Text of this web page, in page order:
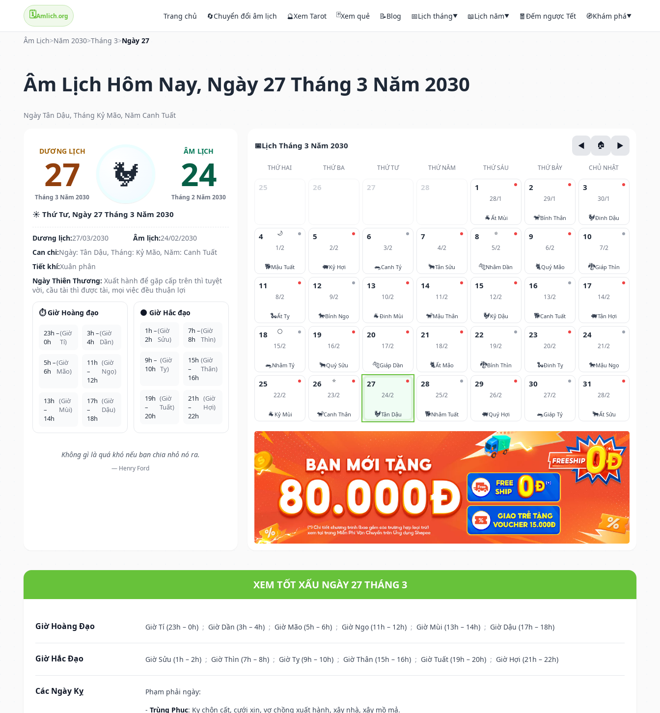
🗓️Amlich.org Trang chủ 🔄Chuyển đổi âm lịch 🔮Xem Tarot 🃏Xem quẻ 📝Blog 📅Lịch tháng▼ 📖Lịch năm▼ 🧧Đếm ngược Tết 🧭Khám phá▼
Âm Lịch>Năm 2030>Tháng 3>Ngày 27
Âm Lịch Hôm Nay, Ngày 27 Tháng 3 Năm 2030
Ngày Tân Dậu, Tháng Kỷ Mão, Năm Canh Tuất
DƯƠNG LỊCH
27
Tháng 3 Năm 2030
🐓
ÂM LỊCH
24
Tháng 2 Năm 2030
☀️ Thứ Tư, Ngày 27 Tháng 3 Năm 2030
Dương lịch:27/03/2030 Âm lịch:24/02/2030
Can chi:Ngày: Tân Dậu, Tháng: Kỷ Mão, Năm: Canh Tuất
Tiết khí:Xuân phân
Ngày Thiên Thương: Xuất hành để gặp cấp trên thì tuyệt
vời, cầu tài thì được tài, mọi việc đều thuận lợi
⏱️ Giờ Hoàng đạo
23h –
0h
(Giờ
Tí)
3h –
4h
(Giờ
Dần)
5h –
6h
(Giờ
Mão)
11h
–
12h
(Giờ
Ngọ)
13h
–
14h
(Giờ
Mùi)
17h
–
18h
(Giờ
Dậu)
🌑 Giờ Hắc đạo
1h –
2h
(Giờ
Sửu)
7h –
8h
(Giờ
Thìn)
9h –
10h
(Giờ
Tỵ)
15h
–
16h
(Giờ
Thân)
19h
–
20h
(Giờ
Tuất)
21h
–
22h
(Giờ
Hợi)
Không gì là quá khó nếu bạn chia nhỏ nó ra.
— Henry Ford
Lịch Tháng 3 Năm 2030
THỨ HAI THỨ BA THỨ TƯ THỨ NĂM THỨ SÁU THỨ BẢY CHỦ NHẬT
25 26 27 28 1
28/1
🐐Ất Mùi
2
29/1
🐒Bính Thân
3
30/1
🐓Đinh Dậu
🌙
4
1/2
🐕Mậu Tuất
5
2/2
🐖Kỷ Hợi
6
3/2
🐀Canh Tý
7
4/2
🐂Tân Sửu
⭐
8
5/2
🐅Nhâm Dần
9
6/2
🐈Quý Mão
10
7/2
🐉Giáp Thìn
11
8/2
🐍Ất Tỵ
12
9/2
🐎Bính Ngọ
13
10/2
🐐Đinh Mùi
14
11/2
🐒Mậu Thân
15
12/2
🐓Kỷ Dậu
16
13/2
🐕Canh Tuất
17
14/2
🐖Tân Hợi
🌕
18
15/2
🐀Nhâm Tý
19
16/2
🐂Quý Sửu
20
17/2
🐅Giáp Dần
21
18/2
🐈Ất Mão
22
19/2
🐉Bính Thìn
23
20/2
🐍Đinh Tỵ
24
21/2
🐎Mậu Ngọ
25
22/2
🐐 Kỷ Mùi
⭐
26
23/2
🐒Canh Thân
27
24/2
🐓Tân Dậu
28
25/2
🐕Nhâm Tuất
29
26/2
🐖Quý Hợi
30
27/2
🐀Giáp Tý
31
28/2
🐂Ất Sửu
XEM TỐT XẤU NGÀY 27 THÁNG 3
Giờ Hoàng Đạo Giờ Tí (23h – 0h) ; Giờ Dần (3h – 4h) ; Giờ Mão (5h – 6h) ; Giờ Ngọ (11h – 12h) ; Giờ Mùi (13h – 14h) ; Giờ Dậu (17h – 18h)
Giờ Hắc Đạo Giờ Sửu (1h – 2h) ; Giờ Thìn (7h – 8h) ; Giờ Tỵ (9h – 10h) ; Giờ Thân (15h – 16h) ; Giờ Tuất (19h – 20h) ; Giờ Hợi (21h – 22h)
Các Ngày Kỵ
Phạm phải ngày:
- Trùng Phục: Kỵ chôn cất, cưới xin, vợ chồng xuất hành, xây nhà, xây mồ mả.